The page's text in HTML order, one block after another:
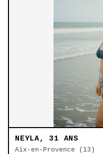
NEYLA, 31 ANS
Aix-en-Provence (13)